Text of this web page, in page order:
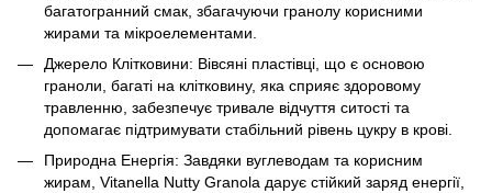
багатогранний смак, збагачуючи гранолу корисними
жирами та мікроелементами.
Джерело Клітковини: Вівсяні пластівці, що є основою
граноли, багаті на клітковину, яка сприяє здоровому
травленню, забезпечує тривале відчуття ситості та
допомагає підтримувати стабільний рівень цукру в крові.
Природна Енергія: Завдяки вуглеводам та корисним
жирам, Vitanella Nutty Granola дарує стійкий заряд енергії,